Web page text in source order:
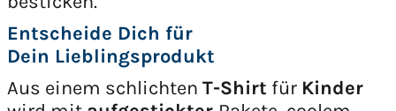
Entscheide Dich für
Dein Lieblingsprodukt
Aus einem schlichten T-Shirt für Kinder